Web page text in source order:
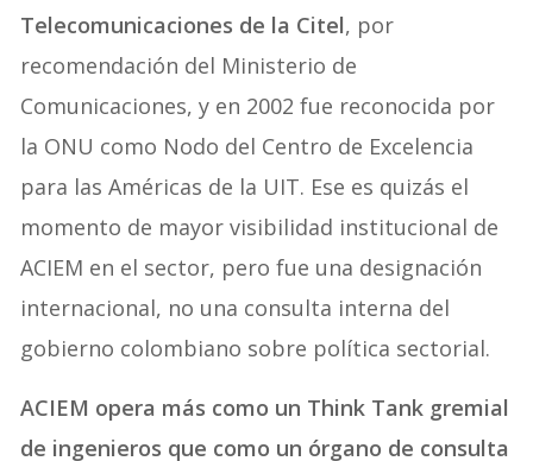
Telecomunicaciones de la Citel, por
recomendación del Ministerio de
Comunicaciones, y en 2002 fue reconocida por
la ONU como Nodo del Centro de Excelencia
para las Américas de la UIT. Ese es quizás el
momento de mayor visibilidad institucional de
ACIEM en el sector, pero fue una designación
internacional, no una consulta interna del
gobierno colombiano sobre política sectorial.
ACIEM opera más como un Think Tank gremial
de ingenieros que como un órgano de consulta